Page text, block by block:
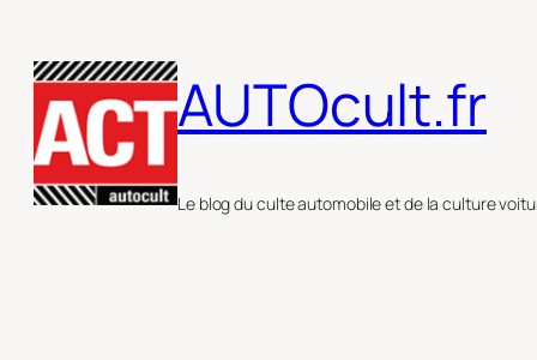
au
contenu
AUTOcult.fr
Le blog du culte automobile et de la culture